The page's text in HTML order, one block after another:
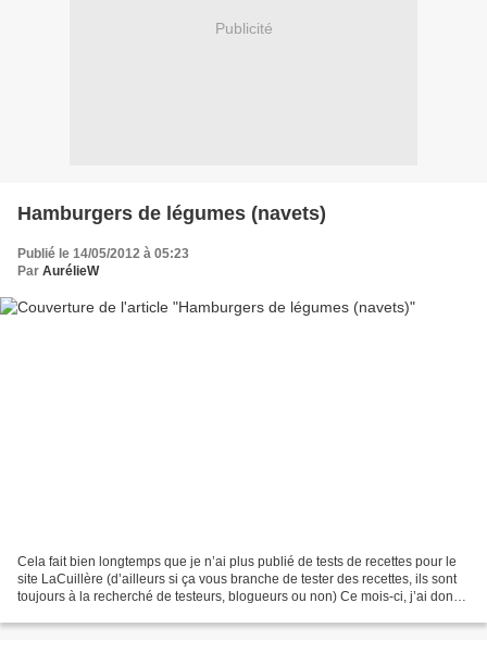
Publicité
Hamburgers de légumes (navets)
Publié le 14/05/2012 à 05:23
Par AurélieW
Cela fait bien longtemps que je n’ai plus publié de tests de recettes pour le
site LaCuillère (d’ailleurs si ça vous branche de tester des recettes, ils sont
toujours à la recherché de testeurs, blogueurs ou non) Ce mois-ci, j’ai donc